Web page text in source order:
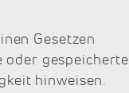
Gesetzen
oder gespeicherte
hinweisen.